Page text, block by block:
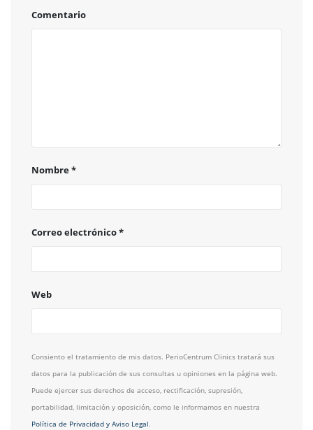
Comentario
Nombre*
Correo electrónico*
Web
Consiento el tratamiento de mis datos. PerioCentrum Clinics tratará sus
datos para la publicación de sus consultas u opiniones en la página web.
Puede ejercer sus derechos de acceso, rectificación, supresión,
portabilidad, limitación y oposición, como le informamos en nuestra
Política de Privacidad y Aviso Legal.